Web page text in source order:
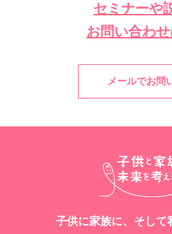
セミナーや
お問い合わ
メールでお問
子供に家族に、そし